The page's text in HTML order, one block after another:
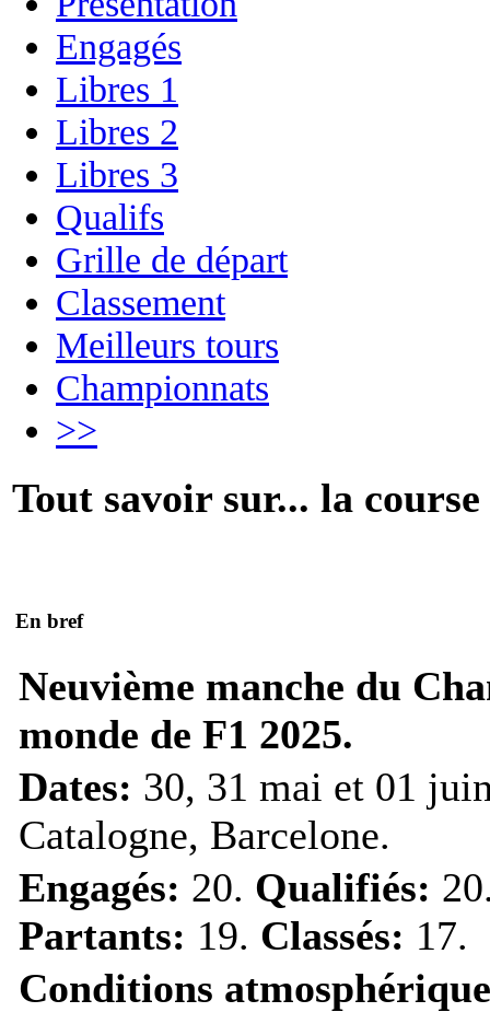
Engagés
Libres 1
Libres 2
Libres 3
Qualifs
Grille de départ
Classement
Meilleurs tours
Championnats
>>
Tout savoir sur... la course
En bref
Neuvième manche du
monde de F1 2025.
Dates: 30, 31 mai et 01
Catalogne, Barcelone.
Engagés: 20. Qualifiés:
Partants: 19. Classés: 17.
Conditions